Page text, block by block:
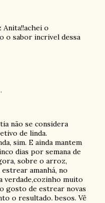
o
o sabor incrivel dessa
não se considera
de linda.
sim. E ainda mantem
dias por semana de
sobre o arroz,
amanhá, no
verdade,cozinho muito
gosto de estrear novas
o resultado. besos. Vê